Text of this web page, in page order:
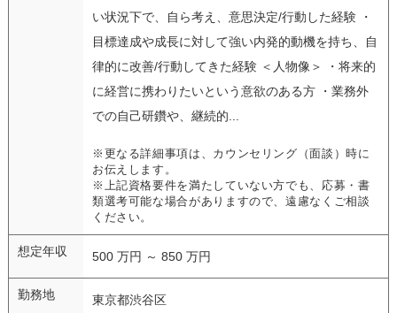
い状況下で、自ら考え、意思決定/行動した経験 ・
目標達成や成長に対して強い内発的動機を持ち、自
律的に改善/行動してきた経験 ＜人物像＞ ・将来的
に経営に携わりたいという意欲のある方 ・業務外
での自己研鑽や、継続的...
※更なる詳細事項は、カウンセリング（面談）時に
お伝えします。
※上記資格要件を満たしていない方でも、応募・書
類選考可能な場合がありますので、遠慮なくご相談
ください。
想定年収 500 万円 ～ 850 万円
勤務地 東京都渋谷区